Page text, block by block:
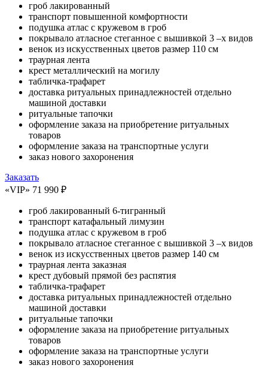
гроб лакированный
транспорт повышенной комфортности
подушка атлас с кружевом в гроб
покрывало атласное стеганное с вышивкой 3 –х видов
венок из искусственных цветов размер 110 см
траурная лента
крест металлический на могилу
табличка-трафарет
доставка ритуальных принадлежностей отдельно
машиной доставки
ритуальные тапочки
оформление заказа на приобретение ритуальных
товаров
оформление заказа на транспортные услуги
заказ нового захоронения
Заказать
«VIP» 71 990 ₽
гроб лакированный 6-тигранный
транспорт катафальный лимузин
подушка атлас с кружевом в гроб
покрывало атласное стеганное с вышивкой 3 –х видов
венок из искусственных цветов размер 140 см
траурная лента заказная
крест дубовый прямой без распятия
табличка-трафарет
доставка ритуальных принадлежностей отдельно
машиной доставки
ритуальные тапочки
оформление заказа на приобретение ритуальных
товаров
оформление заказа на транспортные услуги
заказ нового захоронения